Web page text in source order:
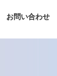
お問い合わせ